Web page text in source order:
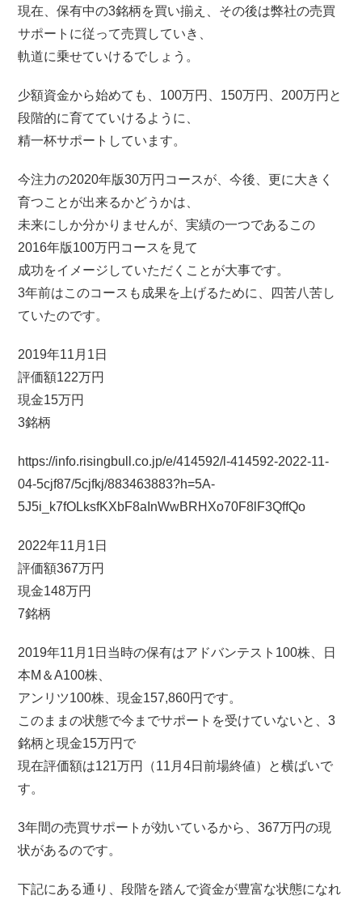
現在、保有中の3銘柄を買い揃え、その後は弊社の売買
サポートに従って売買していき、
軌道に乗せていけるでしょう。
少額資金から始めても、100万円、150万円、200万円と
段階的に育てていけるように、
精一杯サポートしています。
今注力の2020年版30万円コースが、今後、更に大きく
育つことが出来るかどうかは、
未来にしか分かりませんが、実績の一つであるこの
2016年版100万円コースを見て
成功をイメージしていただくことが大事です。
3年前はこのコースも成果を上げるために、四苦八苦し
ていたのです。
2019年11月1日
評価額122万円
現金15万円
3銘柄
https://info.risingbull.co.jp/e/414592/l-414592-2022-11-
04-5cjf87/5cjfkj/883463883?h=5A-
5J5i_k7fOLksfKXbF8aInWwBRHXo70F8lF3QffQo
2022年11月1日
評価額367万円
現金148万円
7銘柄
2019年11月1日当時の保有はアドバンテスト100株、日
本M＆A100株、
アンリツ100株、現金157,860円です。
このままの状態で今までサポートを受けていないと、3
銘柄と現金15万円で
現在評価額は121万円（11月4日前場終値）と横ばいで
す。
3年間の売買サポートが効いているから、367万円の現
状があるのです。
下記にある通り、段階を踏んで資金が豊富な状態になれ